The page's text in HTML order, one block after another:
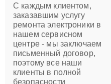
С каждым клиентом,
заказавшим услугу
ремонта электроники в
нашем сервисном
центре - мы заключаем
письменный договор,
поэтому все наши
клиенты в полной
безопасности